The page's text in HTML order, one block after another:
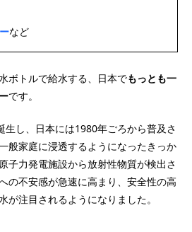
など
ボトルで給水する、日本でもっとも一
です。
し、日本には1980年ごろから普及さ
般家庭に浸透するようになったきっか
子力発電施設から放射性物質が検出さ
の不安感が急速に高まり、安全性の高
が注目されるようになりました。